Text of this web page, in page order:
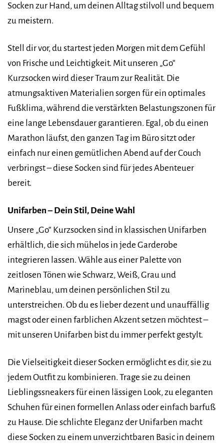
Socken zur Hand, um deinen Alltag stilvoll und bequem
zu meistern.
Stell dir vor, du startest jeden Morgen mit dem Gefühl
von Frische und Leichtigkeit. Mit unseren „Go“
Kurzsocken wird dieser Traum zur Realität. Die
atmungsaktiven Materialien sorgen für ein optimales
Fußklima, während die verstärkten Belastungszonen für
eine lange Lebensdauer garantieren. Egal, ob du einen
Marathon läufst, den ganzen Tag im Büro sitzt oder
einfach nur einen gemütlichen Abend auf der Couch
verbringst – diese Socken sind für jedes Abenteuer
bereit.
Unifarben – Dein Stil, Deine Wahl
Unsere „Go“ Kurzsocken sind in klassischen Unifarben
erhältlich, die sich mühelos in jede Garderobe
integrieren lassen. Wähle aus einer Palette von
zeitlosen Tönen wie Schwarz, Weiß, Grau und
Marineblau, um deinen persönlichen Stil zu
unterstreichen. Ob du es lieber dezent und unauffällig
magst oder einen farblichen Akzent setzen möchtest –
mit unseren Unifarben bist du immer perfekt gestylt.
Die Vielseitigkeit dieser Socken ermöglicht es dir, sie zu
jedem Outfit zu kombinieren. Trage sie zu deinen
Lieblingssneakers für einen lässigen Look, zu eleganten
Schuhen für einen formellen Anlass oder einfach barfuß
zu Hause. Die schlichte Eleganz der Unifarben macht
diese Socken zu einem unverzichtbaren Basic in deinem